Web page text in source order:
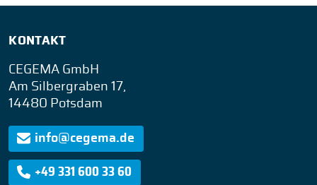
KONTAKT
CEGEMA GmbH
Am Silbergraben 17,
14480 Potsdam
info@cegema.de
+49 331 600 33 60